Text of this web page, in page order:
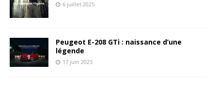
6 juillet 2025
Peugeot E-208 GTi : naissance d’une
légende
17 juin 2025